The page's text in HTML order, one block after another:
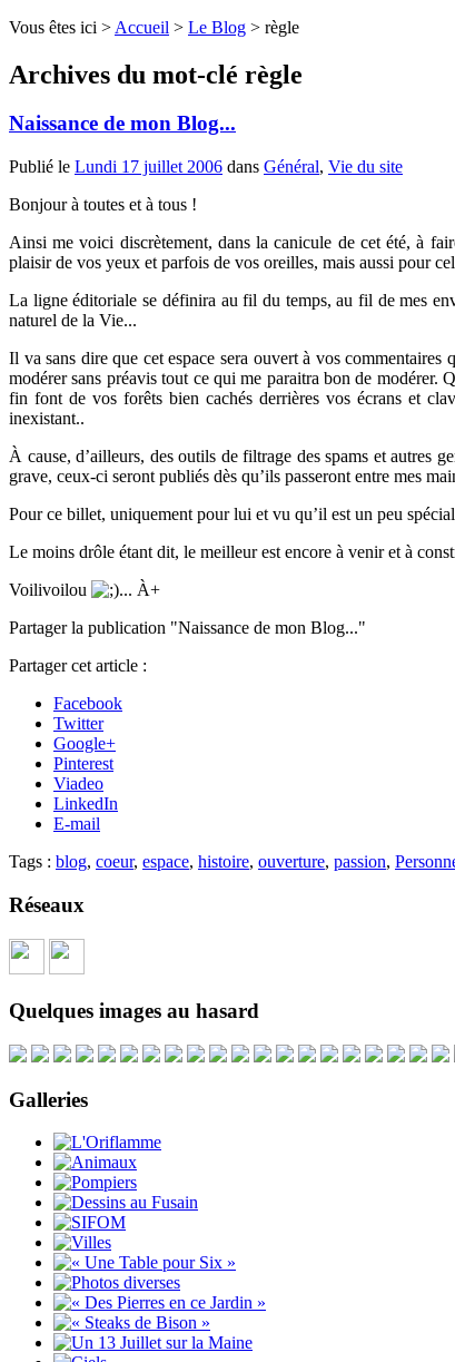
Vous êtes ici > Accueil > Le Blog > règle
Archives du mot-clé règle
Naissance de mon Blog...
Publié le Lundi 17 juillet 2006 dans Général, Vie du site
Bonjour à toutes et à tous !
Ainsi me voici discrètement, dans la canicule de cet été, à
plaisir de vos yeux et parfois de vos oreilles, mais aussi pour
La ligne éditoriale se définira au fil du temps, au fil de mes
naturel de la Vie...
Il va sans dire que cet espace sera ouvert à vos
modérer sans préavis tout ce qui me paraitra bon de modérer.
fin font de vos forêts bien cachés derrières vos écrans et
inexistant..
À cause, d’ailleurs, des outils de filtrage des spams et autres
grave, ceux-ci seront publiés dès qu’ils passeront entre mes
Pour ce billet, uniquement pour lui et vu qu’il est un peu
Le moins drôle étant dit, le meilleur est encore à venir et à
Voilivoilou
... À+
Partager la publication "Naissance de mon Blog..."
Partager cet article :
Facebook
Twitter
Google+
Pinterest
Viadeo
LinkedIn
E-mail
Tags : blog, coeur, espace, histoire, ouverture, passion,
Réseaux
Quelques images au hasard
Galleries